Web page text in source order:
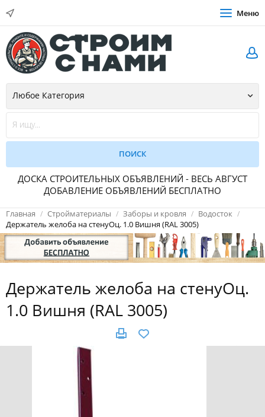
Меню
ДОСКА СТРОИТЕЛЬНЫХ ОБЪЯВЛЕНИЙ - ВЕСЬ АВГУСТ
ДОБАВЛЕНИЕ ОБЪЯВЛЕНИЙ БЕСПЛАТНО
Главная Стройматериалы Заборы и кровля
Водосток
Держатель желоба на стенуОц. 1.0 Вишня (RAL 3005)
Держатель желоба на стенуОц.
1.0 Вишня (RAL 3005)